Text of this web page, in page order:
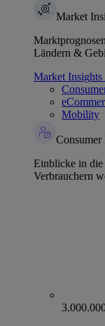
Market
Ländern &
Market Insights
Mobility
Consumer
Einblicke in die
Verbrauchern